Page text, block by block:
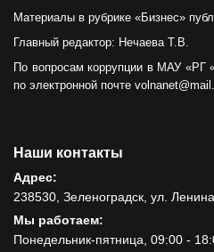
Материалы в рубрике «Бизнес»
Главный редактор: Нечаева Т.В.
По вопросам коррупции в МАУ «РГ
по электронной почте
Наши контакты
Адрес:
238530, Зеленоградск, ул.
Мы работаем:
Понедельник-пятница, 09:00 -